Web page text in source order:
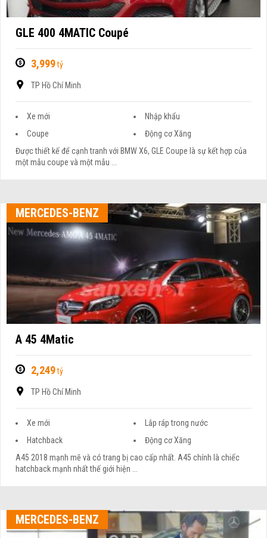
GLE 400 4MATIC Coupé
3,999tỷ
TP Hồ Chí Minh
Xe mới
Nhập khẩu
Coupe
Động cơ Xăng
Được thiết kế để cạnh tranh với BMW X6, GLE Coupe là sự kết hợp của
một mẫu coupe và một mẫu ...
MERCEDES-BENZ
A 45 4Matic
2,249tỷ
TP Hồ Chí Minh
Xe mới
Lắp ráp trong nước
Hatchback
Động cơ Xăng
A45 2018 mạnh mẽ và có trang bị cao cấp nhất. A45 chính là chiếc
hatchback mạnh nhất thế giới hiện ...
MERCEDES-BENZ